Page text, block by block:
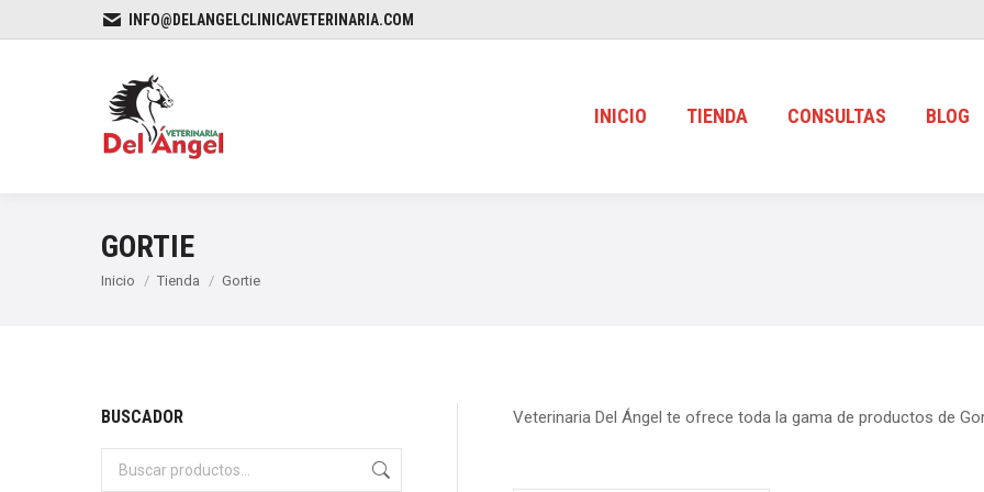
INFO@DELANGELCLINICAVETERINARIA.COM
INICIO TIENDA CONSULTAS BLOG
GORTIE
Estás aquí:
Inicio Tienda Gortie
Veterinaria Del Ángel te ofrece toda la gama de productos de
BUSCADOR